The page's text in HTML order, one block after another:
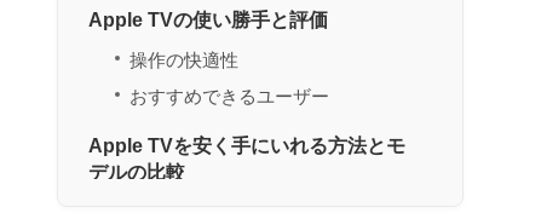
Apple TVの使い勝手と評価
操作の快適性
おすすめできるユーザー
Apple TVを安く手にいれる方法とモ
デルの比較